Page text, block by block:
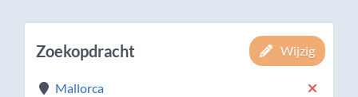
Zoekopdracht Wijzig
Mallorca